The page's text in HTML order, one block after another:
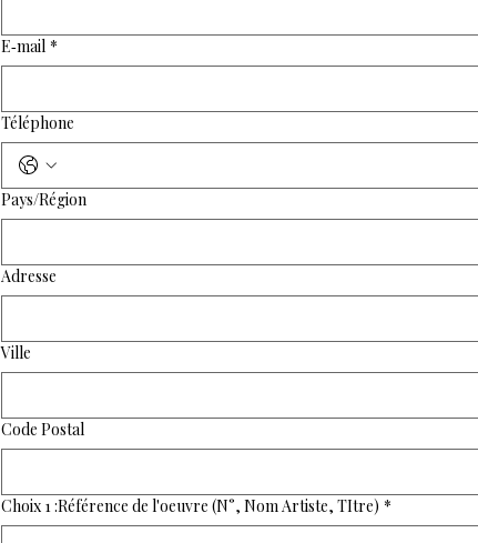
E‑mail *
Téléphone
Adresse multiligne
Pays/Région
Adresse
Ville
Code Postal
Choix 1 :Référence de l'oeuvre (N°, Nom Artiste, TItre) *